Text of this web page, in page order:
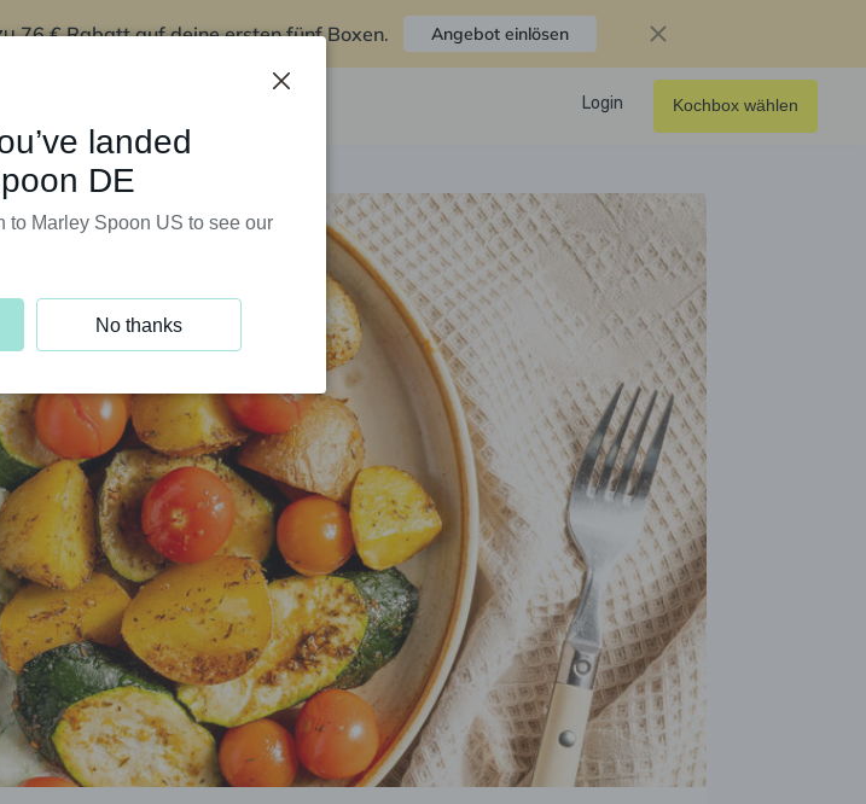
76 € Rabatt auf deine ersten fünf Boxen. Angebot einlösen
Login Kochbox wählen
landed
DE
to Marley Spoon US to see our
No thanks